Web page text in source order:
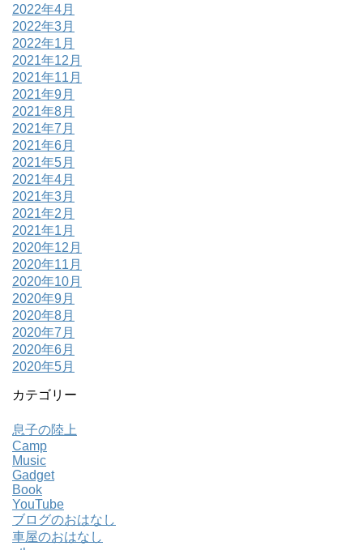
2022年4月
2022年3月
2022年1月
2021年12月
2021年11月
2021年9月
2021年8月
2021年7月
2021年6月
2021年5月
2021年4月
2021年3月
2021年2月
2021年1月
2020年12月
2020年11月
2020年10月
2020年9月
2020年8月
2020年7月
2020年6月
2020年5月
カテゴリー
息子の陸上
Camp
Music
Gadget
Book
YouTube
ブログのおはなし
車屋のおはなし